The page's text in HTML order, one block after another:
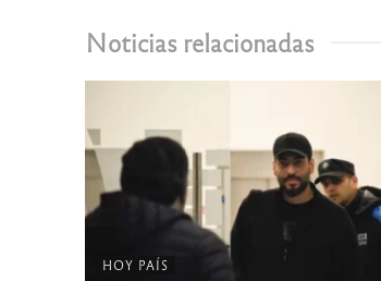
Noticias relacionadas
HOY PAÍS